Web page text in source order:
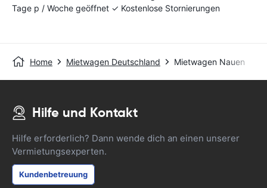
Tage p / Woche geöffnet ✓ Kostenlose Stornierungen
Home Mietwagen Deutschland Mietwagen Nauen
Hilfe und Kontakt
Hilfe erforderlich? Dann wende dich an einen unserer
Vermietungsexperten.
Kundenbetreuung